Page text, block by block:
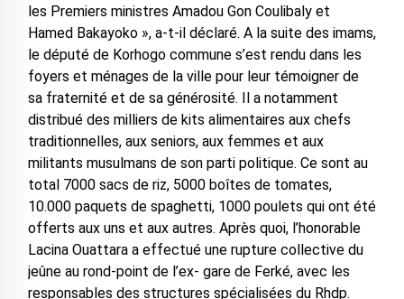
les Premiers ministres Amadou Gon Coulibaly et
Hamed Bakayoko », a-t-il déclaré. A la suite des imams,
le député de Korhogo commune s’est rendu dans les
foyers et ménages de la ville pour leur témoigner de
sa fraternité et de sa générosité. Il a notamment
distribué des milliers de kits alimentaires aux chefs
traditionnelles, aux seniors, aux femmes et aux
militants musulmans de son parti politique. Ce sont au
total 7000 sacs de riz, 5000 boîtes de tomates,
10.000 paquets de spaghetti, 1000 poulets qui ont été
offerts aux uns et aux autres. Après quoi, l’honorable
Lacina Ouattara a effectué une rupture collective du
jeûne au rond-point de l’ex- gare de Ferké, avec les
responsables des structures spécialisées du Rhdp.